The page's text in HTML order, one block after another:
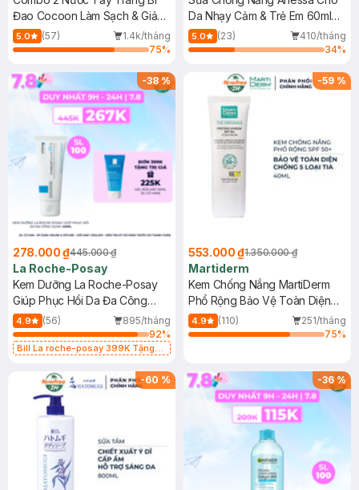
Đao Cocoon Làm Sạch & Giảm
Dầu 500ml
5.0 (57)
1.4k/tháng
75%
Da Nhạy Cảm & Trẻ Em 60ml
(Mới)
5.0 (23)
410/tháng
34%
-38%
278.000 ₫445.000 ₫
La Roche-Posay
Kem Dưỡng La Roche-Posay
Giúp Phục Hồi Da Đa Công
Dụng 40ml
4.9 (56)
895/tháng
92%
Bill La roche-posay 399K Tặng
(SL có hạn)
-59 %
553.000 ₫1.350.000 ₫
Martiderm
Kem Chống Nắng MartiDerm
Phổ Rộng Bảo Vệ Toàn Diện
40ml
4.9 (110)
251/tháng
75%
-60 % -36%